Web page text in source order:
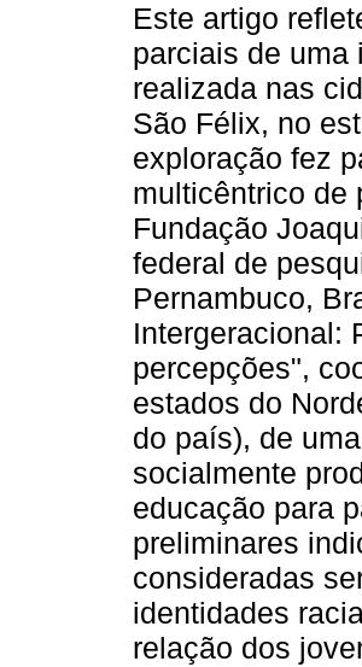
Este artigo
parciais de uma
realizada nas
São Félix, no
exploração fez
multicêntrico de
Fundação
federal de
Pernambuco,
Intergeracional:
percepções",
estados do
do país), de
socialmente
educação para
preliminares
consideradas
identidades
relação dos